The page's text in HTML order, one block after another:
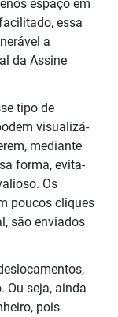
espaço em
essa
a
da Assine
tipo de
visualizá-
mediante
forma, evita-
Os
poucos cliques
são enviados
Ou seja, ainda
pois